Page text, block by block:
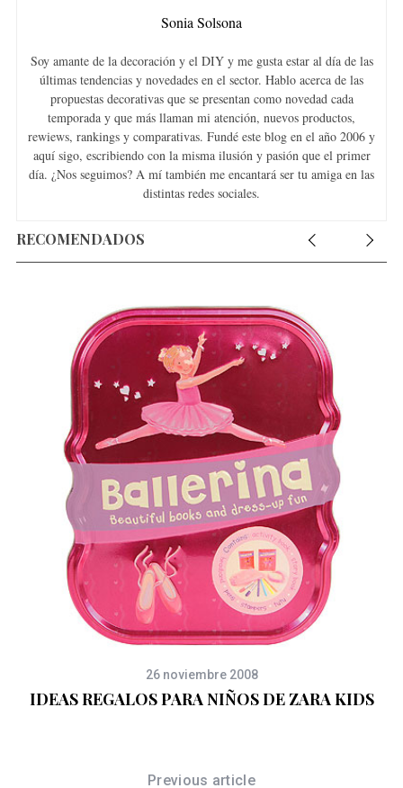
Sonia Solsona
Soy amante de la decoración y el DIY y me gusta estar al día de las
últimas tendencias y novedades en el sector. Hablo acerca de las
propuestas decorativas que se presentan como novedad cada
temporada y que más llaman mi atención, nuevos productos,
rewiews, rankings y comparativas. Fundé este blog en el año 2006 y
aquí sigo, escribiendo con la misma ilusión y pasión que el primer
día. ¿Nos seguimos? A mí también me encantará ser tu amiga en las
distintas redes sociales.
RECOMENDADOS
26 noviembre 2008
IDEAS REGALOS PARA NIÑOS DE ZARA KIDS
Previous article